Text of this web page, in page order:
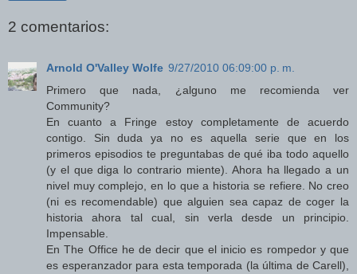
2 comentarios:
Arnold O'Valley Wolfe 9/27/2010 06:09:00 p. m.
Primero que nada, ¿alguno me recomienda ver
Community?
En cuanto a Fringe estoy completamente de acuerdo
contigo. Sin duda ya no es aquella serie que en los
primeros episodios te preguntabas de qué iba todo aquello
(y el que diga lo contrario miente). Ahora ha llegado a un
nivel muy complejo, en lo que a historia se refiere. No creo
(ni es recomendable) que alguien sea capaz de coger la
historia ahora tal cual, sin verla desde un principio.
Impensable.
En The Office he de decir que el inicio es rompedor y que
es esperanzador para esta temporada (la última de Carell),